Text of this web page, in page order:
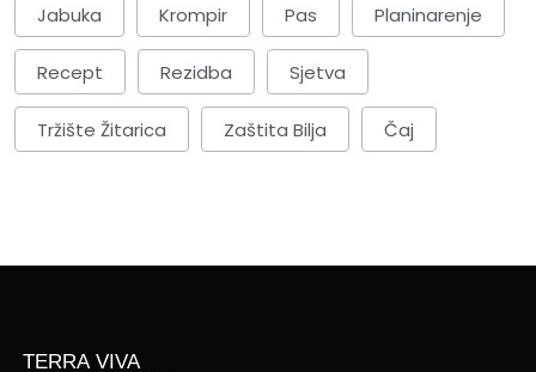
Jabuka Krompir Pas Planinarenje
Recept Rezidba Sjetva
Tržište Žitarica Zaštita Bilja Čaj